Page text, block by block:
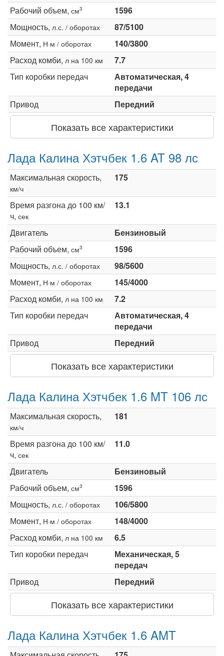
Рабочий объем, см3
1596
Мощность, л.с. / оборотах
87/5100
Момент, Н·м / оборотах
140/3800
Расход комби, л на 100 км
7.7
Тип коробки передач
Автоматическая, 4
передачи
Привод
Передний
Показать все характеристики
Лада Калина Хэтчбек 1.6 AT 98 лс
Максимальная скорость,
км/ч
175
Время разгона до 100 км/
ч, сек
13.1
Двигатель
Бензиновый
Рабочий объем, см3
1596
Мощность, л.с. / оборотах
98/5600
Момент, Н·м / оборотах
145/4000
Расход комби, л на 100 км
7.2
Тип коробки передач
Автоматическая, 4
передачи
Привод
Передний
Показать все характеристики
Лада Калина Хэтчбек 1.6 MT 106 лс
Максимальная скорость,
км/ч
181
Время разгона до 100 км/
ч, сек
11.0
Двигатель
Бензиновый
Рабочий объем, см3
1596
Мощность, л.с. / оборотах
106/5800
Момент, Н·м / оборотах
148/4000
Расход комби, л на 100 км
6.5
Тип коробки передач
Механическая, 5
передач
Привод
Передний
Показать все характеристики
Лада Калина Хэтчбек 1.6 AMT